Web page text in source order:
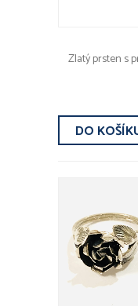
Zlatý prsten s
DO